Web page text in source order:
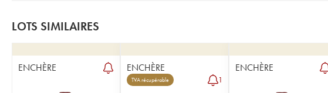
LOTS SIMILAIRES
ENCHÈRE ENCHÈRE
TVA récupérable 1
ENCHÈRE